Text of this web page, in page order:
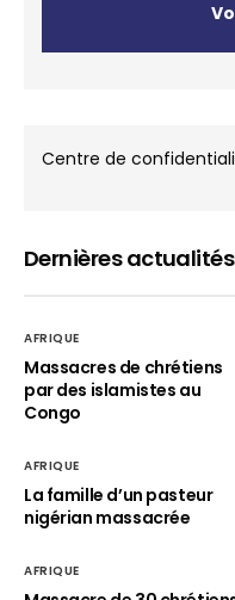
Centre de
Dernières actualités
AFRIQUE
Massacres de chrétiens
par des islamistes au
Congo
AFRIQUE
La famille d’un pasteur
nigérian massacrée
AFRIQUE